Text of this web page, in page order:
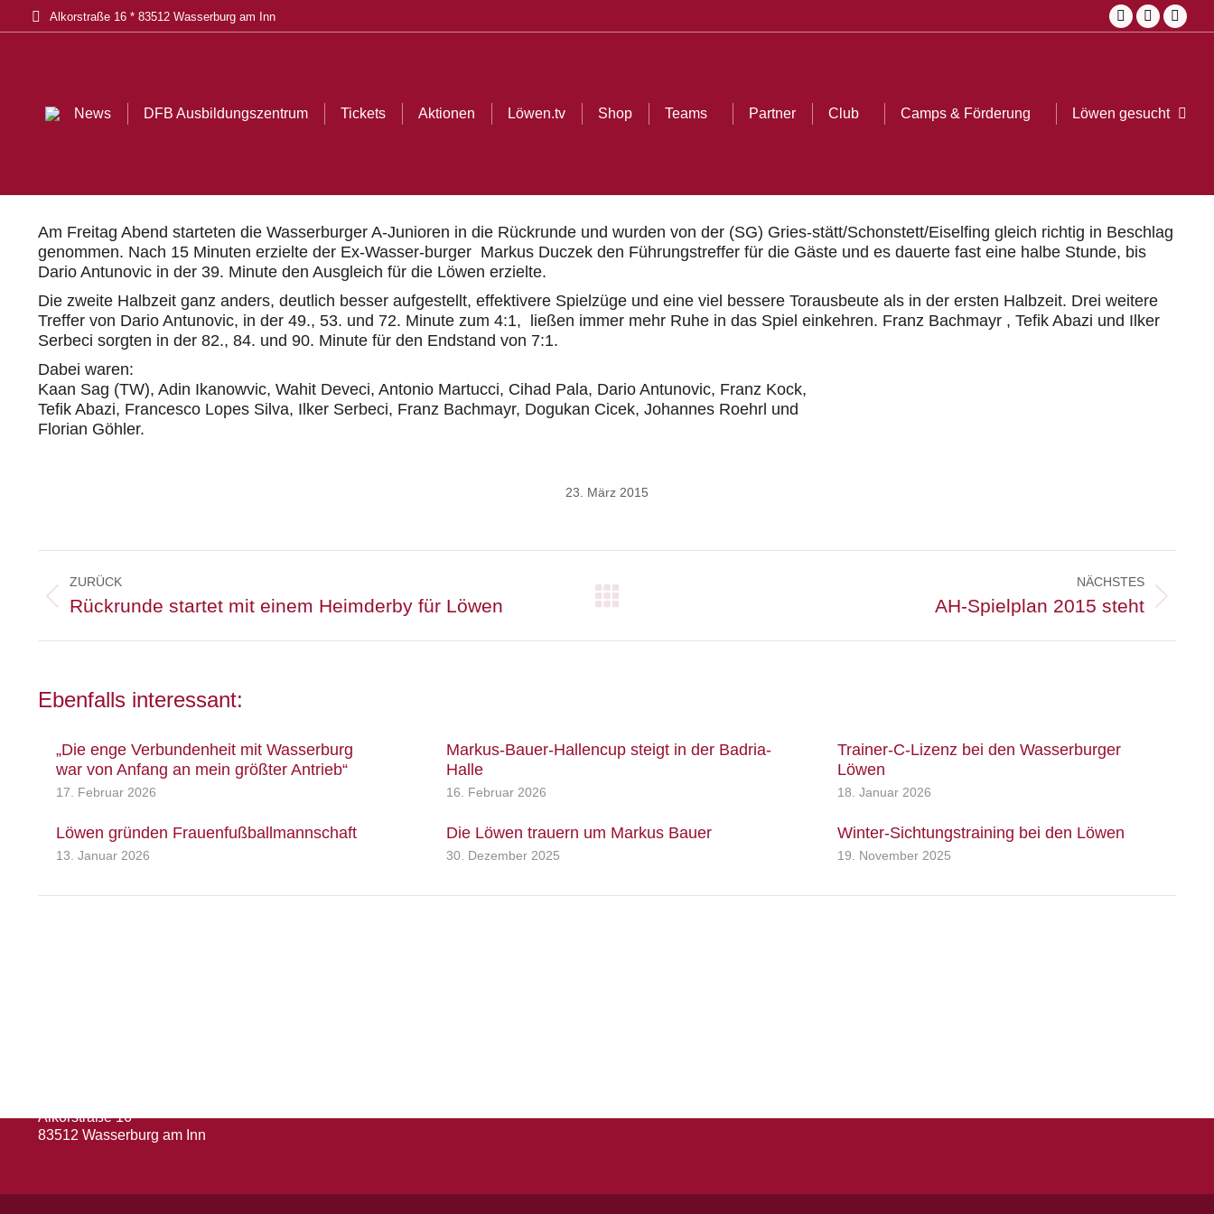
Alkorstraße 16 * 83512 Wasserburg am Inn
Facebook
newnew new
News DFB Ausbildungszentrum Tickets Aktionen Löwen.tv Shop Teams Partner Club Camps & Förderung Löwen gesucht
Am Freitag Abend starteten die Wasserburger A-Junioren in die Rückrunde und wurden von der (SG) Gries-stätt/Schonstett/Eiselfing gleich richtig in Beschlag
genommen. Nach 15 Minuten erzielte der Ex-Wasser-burger Markus Duczek den Führungstreffer für die Gäste und es dauerte fast eine halbe Stunde, bis
Dario Antunovic in der 39. Minute den Ausgleich für die Löwen erzielte.
Die zweite Halbzeit ganz anders, deutlich besser aufgestellt, effektivere Spielzüge und eine viel bessere Torausbeute als in der ersten Halbzeit. Drei weitere
Treffer von Dario Antunovic, in der 49., 53. und 72. Minute zum 4:1, ließen immer mehr Ruhe in das Spiel einkehren. Franz Bachmayr , Tefik Abazi und Ilker
Serbeci sorgten in der 82., 84. und 90. Minute für den Endstand von 7:1.
Dabei waren:
Kaan Sag (TW), Adin Ikanowvic, Wahit Deveci, Antonio Martucci, Cihad Pala, Dario Antunovic, Franz Kock,
Tefik Abazi, Francesco Lopes Silva, Ilker Serbeci, Franz Bachmayr, Dogukan Cicek, Johannes Roehrl und
Florian Göhler.
23. März 2015
ZURÜCK
Vorheriger
Rückrunde startet mit einem Heimderby für Löwen
NÄCHSTES
AH-Spielplan 2015 steht
Ebenfalls interessant:
„Die enge Verbundenheit mit Wasserburg
war von Anfang an mein größter Antrieb“
17. Februar 2026
Markus-Bauer-Hallencup steigt in der Badria-
Halle
16. Februar 2026
Trainer-C-Lizenz bei den Wasserburger
Löwen
18. Januar 2026
Löwen gründen Frauenfußballmannschaft
13. Januar 2026
Die Löwen trauern um Markus Bauer
30. Dezember 2025
Winter-Sichtungstraining bei den Löwen
19. November 2025
Alkorstraße 16
83512 Wasserburg am Inn
News DFB Ausbildungszentrum Tickets Aktionen Löwen.tv Shop Teams Partner Club Camps & Förderung Löwen gesucht Search: